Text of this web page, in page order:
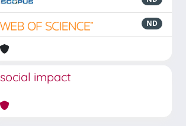
ND
social impact